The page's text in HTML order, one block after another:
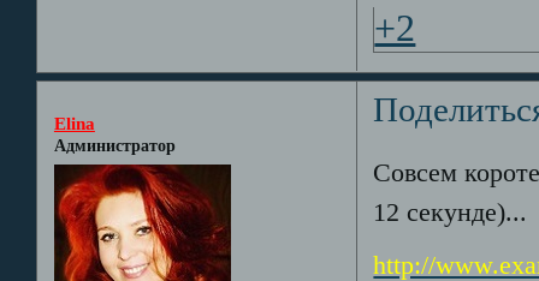
+2
Elina
Администратор
Совсем
12 секунде)...
http://